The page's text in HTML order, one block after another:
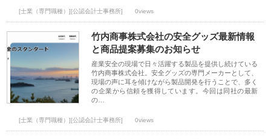
[士業（専門職種）][公認会計士事務所] 0views
竹内商事株式会社の安全グッズ最新情報
と商品提案募集のお知らせ
産業安全の現場で日々活躍する製品を提供し続けている
竹内商事株式会社。安全グッズの専門メーカーとして、
現場の声に耳を傾けながら製品開発を行うことで、多く
の企業から信頼を獲得しています。今回は同社の最新
の…
[士業（専門職種）][公認会計士事務所] 0views